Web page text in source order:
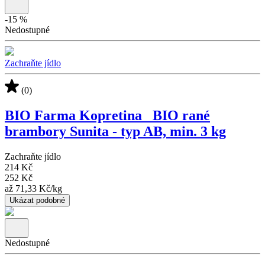
-15 %
Nedostupné
Zachraňte jídlo
(0)
BIO Farma Kopretina_ BIO rané
brambory Sunita - typ AB, min. 3 kg
Zachraňte jídlo
214 Kč
252 Kč
až 71,33 Kč/kg
Ukázat podobné
Nedostupné